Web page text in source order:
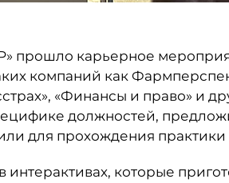
прошло карьерное
компаний как
«Финансы и право» и
должностей,
для прохождения
интерактивах, которые